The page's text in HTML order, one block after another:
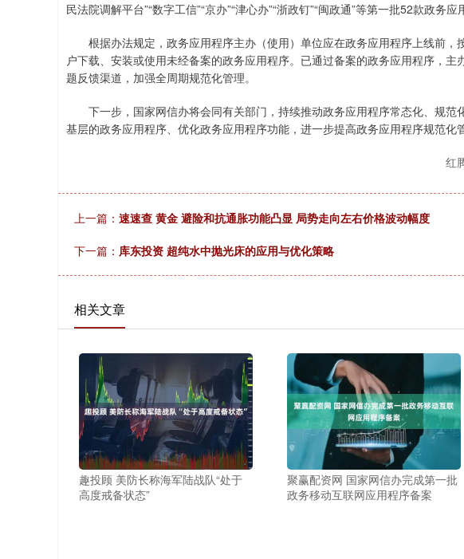
民法院调解平台”“数字工信”“京办”“津心办”“浙政钉”“闽政通”等第一批52款政务应
根据办法规定，政务应用程序主办（使用）单位应在政务应用程序上线前，
户下载、安装或使用未经备案的政务应用程序。已通过备案的政务应用程序，
题反馈渠道，加强全周期规范化管理。
下一步，国家网信办将会同有关部门，持续推动政务应用程序常态化、规范
基层的政务应用程序、优化政务应用程序功能，进一步提高政务应用程序规范化
红
上一篇： 速速查 黄金 避险和抗通胀功能凸显 局势走向左右价格波动幅度
下一篇： 库东投资 超纯水中抛光床的应用与优化策略
相关文章
趣投顾 美防长称海军陆战队“处于
高度戒备状态”
聚赢配资网 国家网信办完成第一批
政务移动互联网应用程序备案